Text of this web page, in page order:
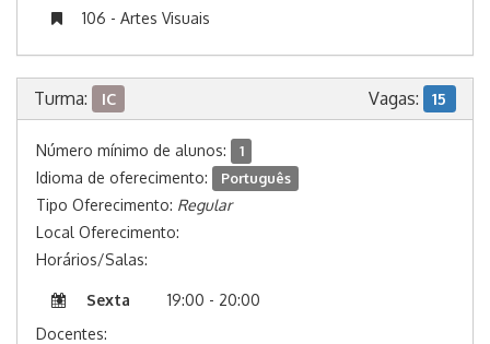
106 - Artes Visuais
Turma: IC Vagas: 15
Número mínimo de alunos: 1
Idioma de oferecimento: Português
Tipo Oferecimento: Regular
Local Oferecimento:
Horários/Salas:
Sexta
19:00 - 20:00
Docentes: